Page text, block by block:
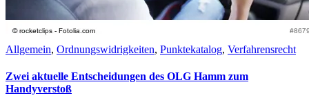
Allgemein, Ordnungswidrigkeiten, Punktekatalog, Verfahrensrecht
Zwei aktuelle Entscheidungen des OLG Hamm zum
Handyverstoß